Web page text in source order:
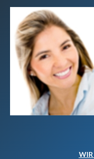
WIR